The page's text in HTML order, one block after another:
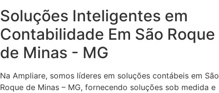
Soluções Inteligentes em
Contabilidade Em São Roque
de Minas - MG
Na Ampliare, somos líderes em soluções contábeis em São
Roque de Minas – MG, fornecendo soluções sob medida e